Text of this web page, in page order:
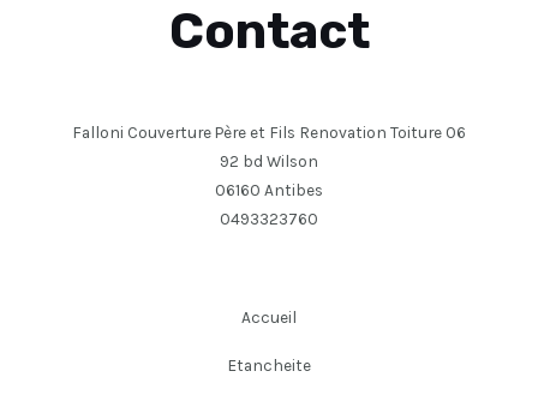
Contact
Falloni Couverture Père et Fils Renovation Toiture 06
92 bd Wilson
06160 Antibes
0493323760
Accueil
Etancheite